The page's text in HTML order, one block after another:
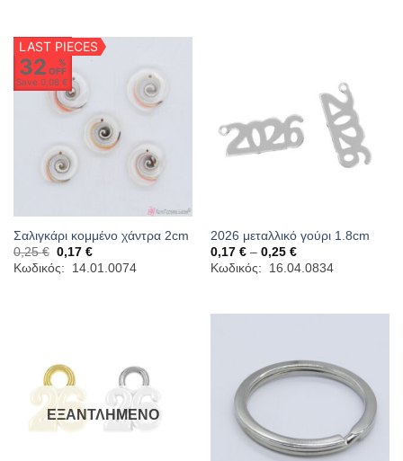
LAST PIECES
32
%
OFF
Save0,08 €
Σαλιγκάρι κομμένο χάντρα 2cm
0,25€ Original
price
was:
0,17 €Η
τρέχουσα
τιμή
Κωδικός: 14.01.0074
2026 μεταλλικό γούρι 1.8cm
0,17 € – 0,25 €Price
range:
0,17 €
Κωδικός: 16.04.0834
ΕΞΑΝΤΛΗΜΈΝΟ